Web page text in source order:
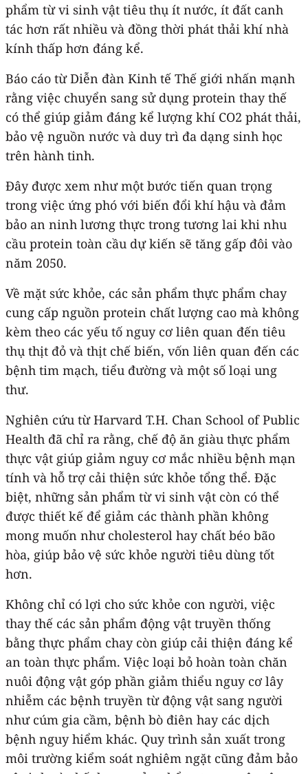
phẩm từ vi sinh vật tiêu thụ ít nước, ít đất canh
tác hơn rất nhiều và đồng thời phát thải khí nhà
kính thấp hơn đáng kể.
Báo cáo từ Diễn đàn Kinh tế Thế giới nhấn mạnh
rằng việc chuyển sang sử dụng protein thay thế
có thể giúp giảm đáng kể lượng khí CO2 phát thải,
bảo vệ nguồn nước và duy trì đa dạng sinh học
trên hành tinh.
Đây được xem như một bước tiến quan trọng
trong việc ứng phó với biến đổi khí hậu và đảm
bảo an ninh lương thực trong tương lai khi nhu
cầu protein toàn cầu dự kiến sẽ tăng gấp đôi vào
năm 2050.
Về mặt sức khỏe, các sản phẩm thực phẩm chay
cung cấp nguồn protein chất lượng cao mà không
kèm theo các yếu tố nguy cơ liên quan đến tiêu
thụ thịt đỏ và thịt chế biến, vốn liên quan đến các
bệnh tim mạch, tiểu đường và một số loại ung
thư.
Nghiên cứu từ Harvard T.H. Chan School of Public
Health đã chỉ ra rằng, chế độ ăn giàu thực phẩm
thực vật giúp giảm nguy cơ mắc nhiều bệnh mạn
tính và hỗ trợ cải thiện sức khỏe tổng thể. Đặc
biệt, những sản phẩm từ vi sinh vật còn có thể
được thiết kế để giảm các thành phần không
mong muốn như cholesterol hay chất béo bão
hòa, giúp bảo vệ sức khỏe người tiêu dùng tốt
hơn.
Không chỉ có lợi cho sức khỏe con người, việc
thay thế các sản phẩm động vật truyền thống
bằng thực phẩm chay còn giúp cải thiện đáng kể
an toàn thực phẩm. Việc loại bỏ hoàn toàn chăn
nuôi động vật góp phần giảm thiểu nguy cơ lây
nhiễm các bệnh truyền từ động vật sang người
như cúm gia cầm, bệnh bò điên hay các dịch
bệnh nguy hiểm khác. Quy trình sản xuất trong
môi trường kiểm soát nghiêm ngặt cũng đảm bảo